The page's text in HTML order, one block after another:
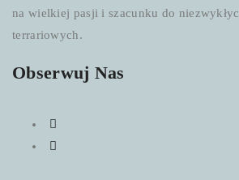
na wielkiej pasji i szacunku do
terrariowych.
Obserwuj Nas